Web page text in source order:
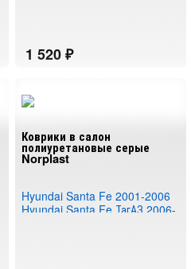
Коврики в салон
полиуретановые серые
Norplast
Hyundai Santa Fe 2001-2006
Hyundai Santa Fe ТагАЗ 2006-